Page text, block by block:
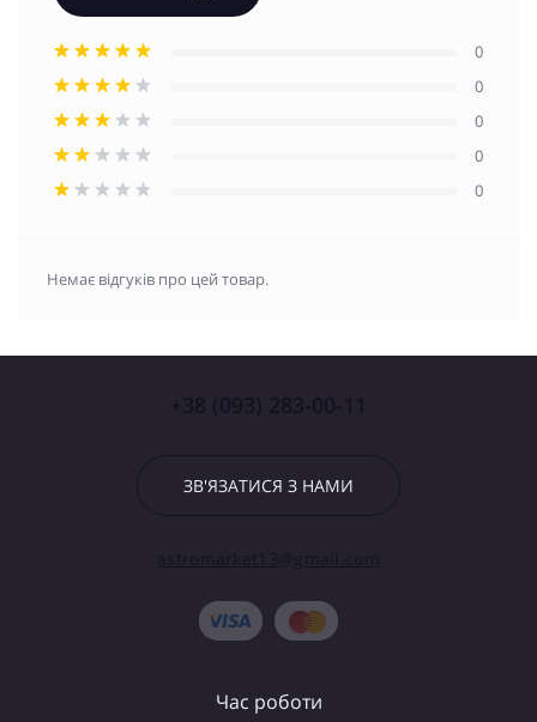
0
0
0
0
0
Немає відгуків про цей товар.
ЗВ'ЯЗАТИСЯ З НАМИ
Час роботи